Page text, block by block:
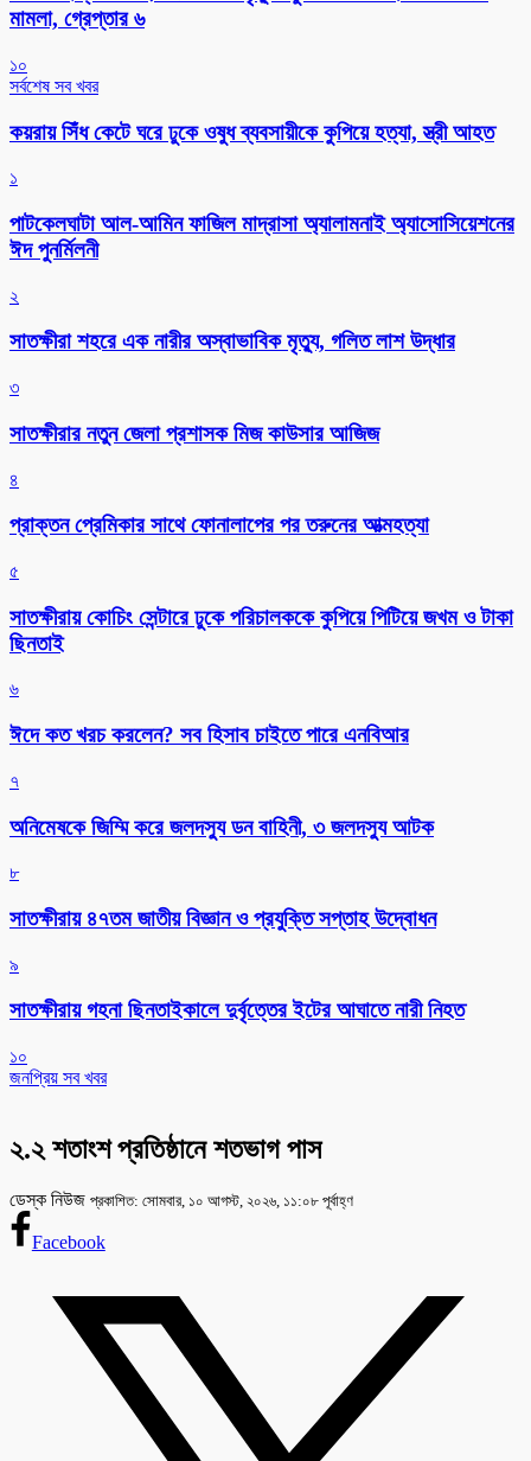
মামলা, গ্রেপ্তার ৬
১০
সর্বশেষ সব খবর
কয়রায় সিঁধ কেটে ঘরে ঢুকে ওষুধ ব্যবসায়ীকে কুপিয়ে হত্যা, স্ত্রী আহত
১
পাটকেলঘাটা আল-আমিন ফাজিল মাদ্রাসা অ্যালামনাই অ্যাসোসিয়েশনের
ঈদ পুনর্মিলনী
২
সাতক্ষীরা শহরে এক নারীর অস্বাভাবিক মৃত্যু, গলিত লাশ উদ্ধার
৩
সাতক্ষীরার নতুন জেলা প্রশাসক মিজ কাউসার আজিজ
৪
প্রাক্তন প্রেমিকার সাথে ফোনালাপের পর তরুনের আত্মহত্যা
৫
সাতক্ষীরায় কোচিং সেন্টারে ঢুকে পরিচালককে কুপিয়ে পিটিয়ে জখম ও টাকা
ছিনতাই
৬
ঈদে কত খরচ করলেন? সব হিসাব চাইতে পারে এনবিআর
৭
অনিমেষকে জিম্মি করে জলদস্যু ডন বাহিনী, ৩ জলদস্যু আটক
৮
সাতক্ষীরায় ৪৭তম জাতীয় বিজ্ঞান ও প্রযুক্তি সপ্তাহ উদ্বোধন
৯
সাতক্ষীরায় গহনা ছিনতাইকালে দুর্বৃত্তের ইটের আঘাতে নারী নিহত
১০
জনপ্রিয় সব খবর
২.২ শতাংশ প্রতিষ্ঠানে শতভাগ পাস
ডেস্ক নিউজ প্রকাশিত: সোমবার, ১০ আগস্ট, ২০২৬, ১১:০৮ পূর্বাহ্ণ
Facebook